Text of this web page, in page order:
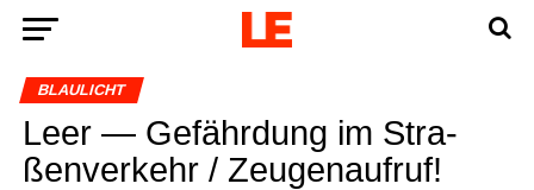
BLAULICHT
Leer — Gefähr­dung im Stra­
ßen­ver­kehr / Zeugenaufruf!